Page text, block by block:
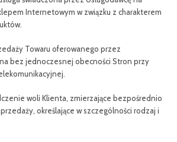
Internetowym w związku z charakterem
Towaru oferowanego przez
bez jednoczesnej obecności Stron przy
woli Klienta, zmierzające bezpośrednio
określające w szczególności rodzaj i